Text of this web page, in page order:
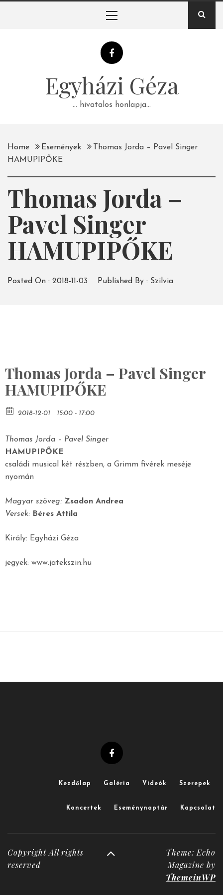
Egyházi Géza
… hivatalos honlapja…
Home Események
Thomas Jorda – Pavel Singer
HAMUPIPŐKE
Thomas Jorda –
Pavel Singer
HAMUPIPŐKE
Posted On : 2018-11-03 Published By : Szilvia
Thomas Jorda – Pavel Singer
HAMUPIPŐKE
2018-12-01 15:00 - 17:00
Thomas Jorda – Pavel Singer
HAMUPIPŐKE
családi musical két részben, a Grimm fivérek meséje
nyomán
Magyar szöveg: Zsadon Andrea
Versek: Béres Attila
Király: Egyházi Géza
jegyek: www.jatekszin.hu
Kezdőlap Galéria Videók Szerepek
Koncertek Eseménynaptár Kapcsolat
Copyright All rights
reserved
Theme: Echo
Magazine by
ThemeinWP